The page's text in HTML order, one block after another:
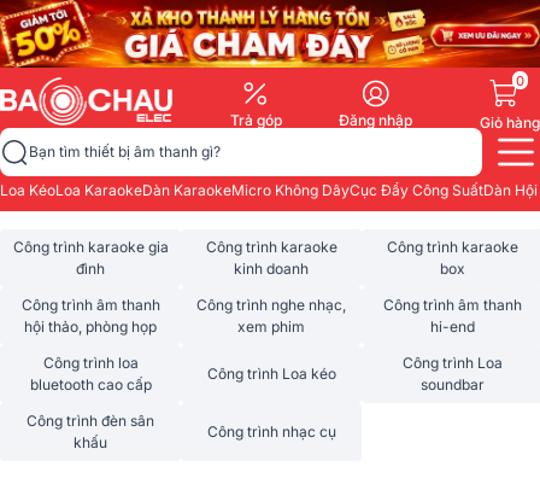
Trả góp Đăng nhập
0
Giỏ hàng
Bạn tìm thiết bị âm thanh gì?
Loa KéoLoa KaraokeDàn KaraokeMicro Không DâyCục Đẩy Công SuấtDàn
Công trình karaoke gia
đình
Công trình karaoke
kinh doanh
Công trình karaoke
box
Công trình âm thanh
hội thảo, phòng họp
Công trình nghe nhạc,
xem phim
Công trình âm thanh
hi-end
Công trình loa
bluetooth cao cấp
Công trình Loa kéo
Công trình Loa
soundbar
Công trình đèn sân
khấu
Công trình nhạc cụ